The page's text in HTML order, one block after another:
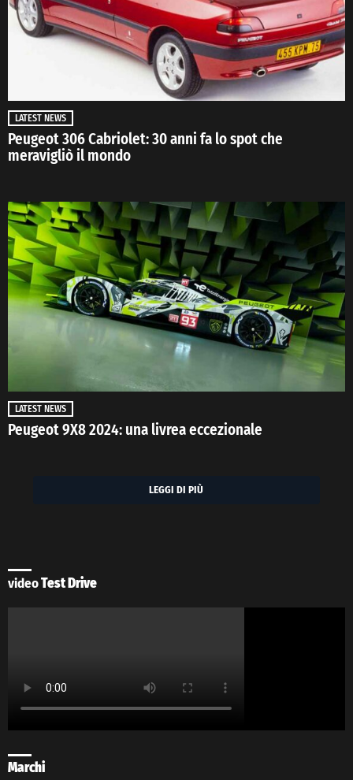
LATEST NEWS
Peugeot 306 Cabriolet: 30 anni fa lo spot che
meravigliò il mondo
LATEST NEWS
Peugeot 9X8 2024: una livrea eccezionale
LEGGI DI PIÙ
videoTest Drive
Marchi